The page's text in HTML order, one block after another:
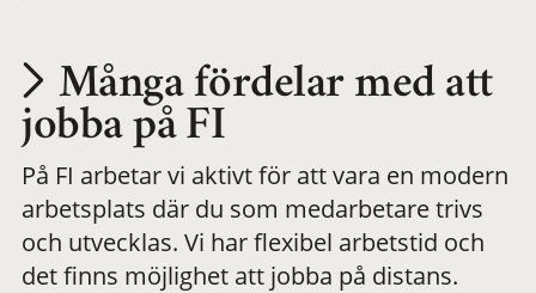
Utvecklas på en
meningsfull och
flexibel
Många fördelar med att
jobba på FI
På FI arbetar vi aktivt för att vara en modern
arbetsplats där du som medarbetare trivs
och utvecklas. Vi har flexibel arbetstid och
det finns möjlighet att jobba på distans.